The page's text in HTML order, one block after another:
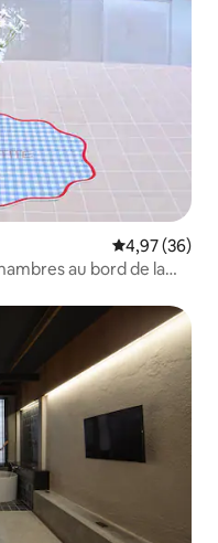
Évaluation
4,97 (36)
au bord de la